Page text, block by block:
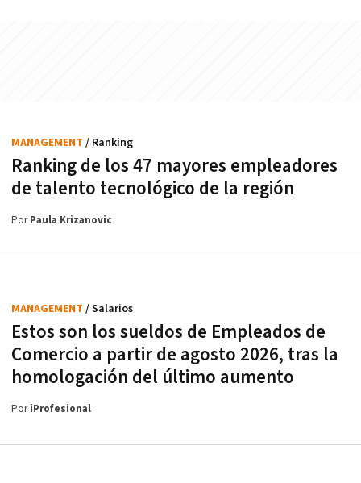
Ranking de los 47 mayores empleadores
de talento tecnológico de la región
MANAGEMENT / Ranking
PorPaula Krizanovic
Estos son los sueldos de Empleados de
Comercio a partir de agosto 2026, tras la
homologación del último aumento
MANAGEMENT / Salarios
PoriProfesional